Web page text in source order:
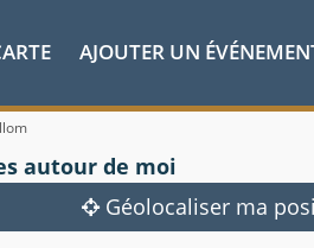
AJOUTER UN
autour de moi
Géolocaliser ma